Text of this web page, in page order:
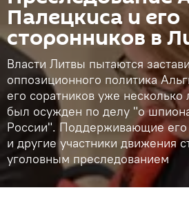
Палецкиса и его
сторонников в
Власти Литвы пытаются
оппозиционного политика
его соратников уже
был осужден по делу "о
России". Поддерживающие
и другие участники движения
уголовным преследованием